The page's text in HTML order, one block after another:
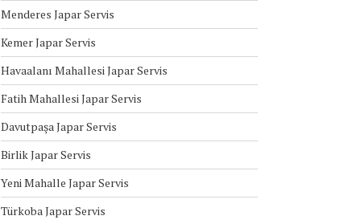
Menderes Japar Servis
Kemer Japar Servis
Havaalanı Mahallesi Japar Servis
Fatih Mahallesi Japar Servis
Davutpaşa Japar Servis
Birlik Japar Servis
Yeni Mahalle Japar Servis
Türkoba Japar Servis